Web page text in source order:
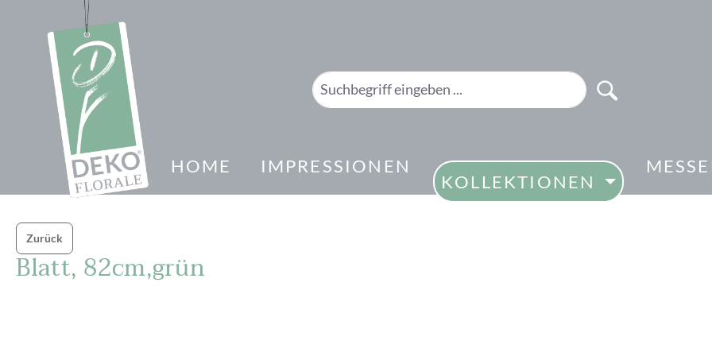
Zur Hauptnavigation springen
HOME IMPRESSIONEN
KOLLEKTIONEN
Zurück
Blatt, 82cm,grün